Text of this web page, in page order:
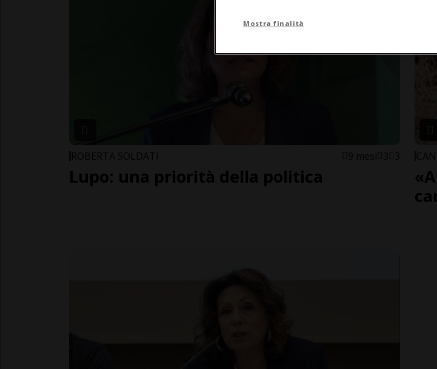
ROBERTA SOLDATI 9 mesi 3 3
Lupo: una priorità della politica
Mostra finalità